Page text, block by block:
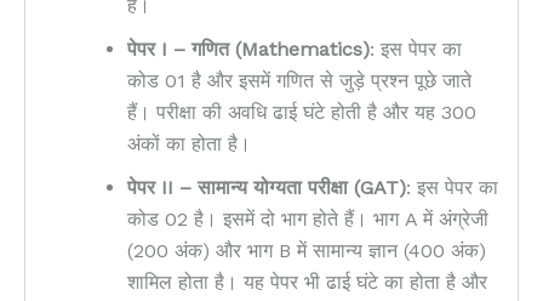
हैं।
पेपर I – गणित (Mathematics): इस पेपर का
कोड 01 है और इसमें गणित से जुड़े प्रश्न पूछे जाते
हैं। परीक्षा की अवधि ढाई घंटे होती है और यह 300
अंकों का होता है।
पेपर II – सामान्य योग्यता परीक्षा (GAT): इस पेपर का
कोड 02 है। इसमें दो भाग होते हैं। भाग A में अंग्रेजी
(200 अंक) और भाग B में सामान्य ज्ञान (400 अंक)
शामिल होता है। यह पेपर भी ढाई घंटे का होता है और